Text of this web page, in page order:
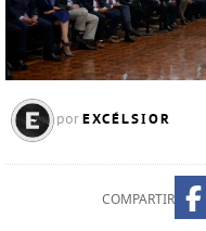
por EXCÉLSIOR
COMPARTIR